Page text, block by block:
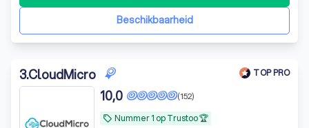
Beschikbaarheid
3.CloudMicro TOP PRO
local_offer Nummer 1 op Trustoo 🏆
(152)
10,0